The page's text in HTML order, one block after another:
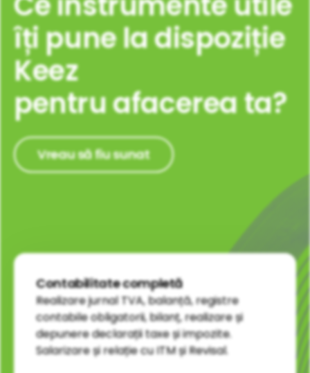
îți pune la dispoziție
Keez
pentruafacerea ta?
Vreau să fiu sunat
Contabilitate completă
Realizare jurnal TVA, balanță, registre
contabile obligatorii, bilanț, realizare și
depunere declarații taxe și impozite.
Salarizare și relație cu ITM și Revisal.